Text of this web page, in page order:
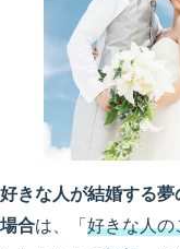
好きな人が結婚する夢
場合は、「好きな人の